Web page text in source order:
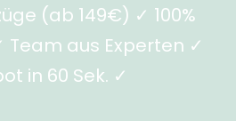
(ab 149€) ✓ 100%
aus Experten ✓
in 60 Sek. ✓